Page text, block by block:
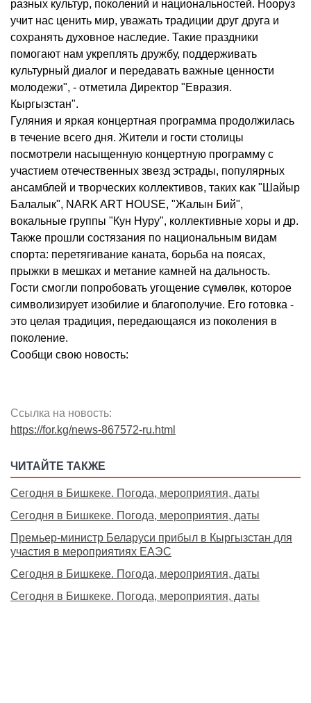
разных культур, поколений и национальностей. Нооруз
учит нас ценить мир, уважать традиции друг друга и
сохранять духовное наследие. Такие праздники
помогают нам укреплять дружбу, поддерживать
культурный диалог и передавать важные ценности
молодежи", - отметила Директор "Евразия.
Кыргызстан".
Гуляния и яркая концертная программа продолжилась
в течение всего дня. Жители и гости столицы
посмотрели насыщенную концертную программу с
участием отечественных звезд эстрады, популярных
ансамблей и творческих коллективов, таких как "Шайыр
Балалык", NARK ART HOUSE, "Жалын Бий",
вокальные группы "Кун Нуру", коллективные хоры и др.
Также прошли состязания по национальным видам
спорта: перетягивание каната, борьба на поясах,
прыжки в мешках и метание камней на дальность.
Гости смогли попробовать угощение сүмөлөк, которое
символизирует изобилие и благополучие. Его готовка -
это целая традиция, передающаяся из поколения в
поколение.
Сообщи свою новость:
Ссылка на новость:
https://for.kg/news-867572-ru.html
ЧИТАЙТЕ ТАКЖЕ
Сегодня в Бишкеке. Погода, мероприятия, даты
Сегодня в Бишкеке. Погода, мероприятия, даты
Премьер-министр Беларуси прибыл в Кыргызстан для
участия в мероприятиях ЕАЭС
Сегодня в Бишкеке. Погода, мероприятия, даты
Сегодня в Бишкеке. Погода, мероприятия, даты